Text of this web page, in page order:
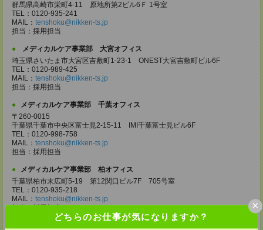
どちらのお仕事が気になりますか？
×
群馬県高崎市栄町4-11 原地所第2ビル6Ｆ 1号室
TEL：0120-935-241
MAIL： tenshoku@nikken-ts.jp
担当：採用担当
メディカルケア事業部 大宮オフィス
埼玉県さいたま市大宮区吉敷町1-23-1 ONEST大宮吉敷町ビル6F
TEL：0120-989-425
MAIL： tenshoku@nikken-ts.jp
担当：採用担当
メディカルケア事業部 千葉オフィス
〒260-0015
千葉県千葉市中央区富士見2-15-11 IMI千葉富士見ビル6F
TEL：0120-998-758
MAIL： tenshoku@nikken-ts.jp
担当：採用担当
メディカルケア事業部 柏オフィス
千葉県柏市末広町5-19 第12関口ビル7F 705号室
TEL：0120-935-218
MAIL： tenshoku@nikken-ts.jp
担当：採用担当